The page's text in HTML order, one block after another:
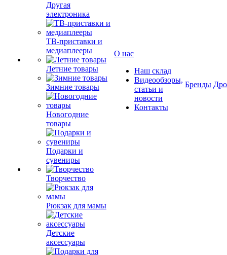
Другая
электроника
ТВ-приставки и
медиаплееры
Летние товары
Зимние товары
Новогодние
товары
Подарки и
сувениры
Творчество
Рюкзак для мамы
Детские
аксессуары
О нас
Наш склад
Видеообзоры,
статьи и
новости
Контакты
Бренды